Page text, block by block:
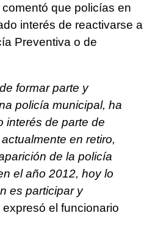
comentó que policías en
interés de reactivarse a
Preventiva o de
formar parte y
policía municipal, ha
interés de parte de
en retiro,
de la policía
el año 2012, hoy lo
es participar y
expresó el funcionario